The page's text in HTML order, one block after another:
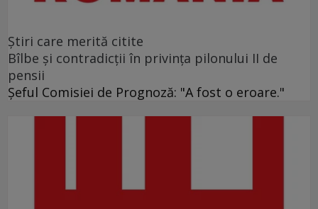
Ştiri care merită citite
Bîlbe și contradicții în privința pilonului II de
pensii
Șeful Comisiei de Prognoză: "A fost o eroare."